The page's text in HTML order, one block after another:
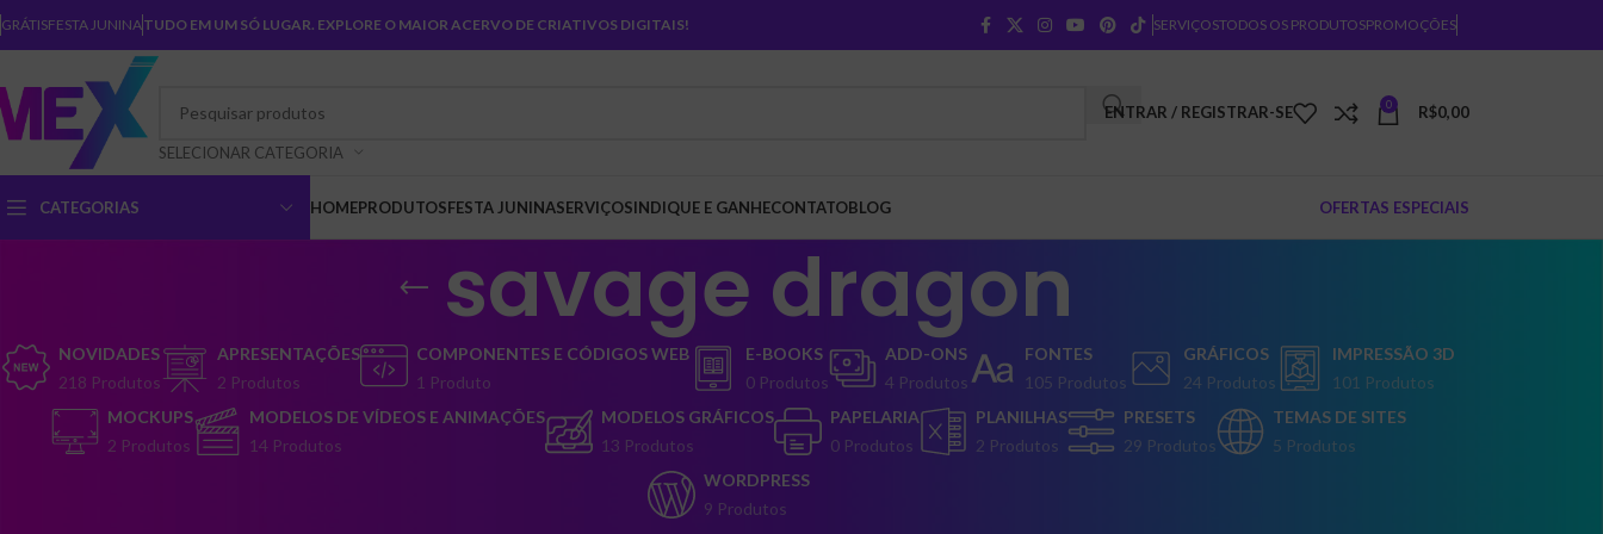
GRÁTISFESTA JUNINATUDO EM UM SÓ LUGAR. EXPLORE O MAIOR ACERVO DE CRIATIVOS DIGITAIS! SERVIÇOSTODOS OS PRODUTOSPROMOÇÕES
SELECIONAR CATEGORIA
ENTRAR / REGISTRAR-SE 0 R$0,00
CATEGORIAS HOMEPRODUTOSFESTA JUNINASERVIÇOSINDIQUE E GANHECONTATOBLOG OFERTAS ESPECIAIS
savage dragon
NOVIDADES
218 Produtos
APRESENTAÇÕES
2 Produtos
COMPONENTES E CÓDIGOS WEB
1 Produto
E-BOOKS
0 Produtos
ADD-ONS
4 Produtos
FONTES
105 Produtos
GRÁFICOS
24 Produtos
IMPRESSÃO 3D
101 Produtos
MOCKUPS
2 Produtos
MODELOS DE VÍDEOS E ANIMAÇÕES
14 Produtos
MODELOS GRÁFICOS
13 Produtos
PAPELARIA
0 Produtos
PLANILHAS
2 Produtos
PRESETS
29 Produtos
TEMAS DE SITES
5 Produtos
WORDPRESS
9 Produtos